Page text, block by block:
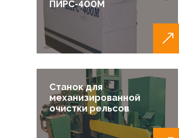
ПИРС-400М
Станок для
механизированной
очистки рельсов